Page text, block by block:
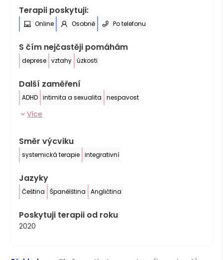
Terapii poskytuji:
Online Osobně Po telefonu
S čím nejčastěji pomáhám
deprese vztahy úzkosti
Další zaměření
ADHD intimita a sexualita nespavost
Více
Směr výcviku
systemická terapie integrativní
Jazyky
Čeština Španělština Angličtina
Poskytuji terapii od roku
2020